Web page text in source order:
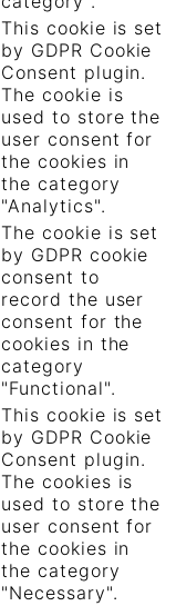
This cookie is set
by GDPR Cookie
Consent plugin.
The cookie is
used to store the
user consent for
the cookies in
the category
"Analytics".
The cookie is set
by GDPR cookie
consent to
record the user
consent for the
cookies in the
category
"Functional".
This cookie is set
by GDPR Cookie
Consent plugin.
The cookies is
used to store the
user consent for
the cookies in
the category
"Necessary".